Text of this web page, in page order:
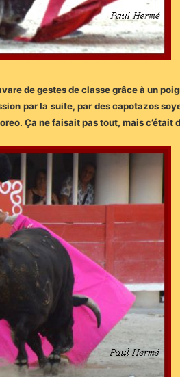
de gestes de classe grâce à un
par la suite, par des capotazos
Ça ne faisait pas tout, mais c’était